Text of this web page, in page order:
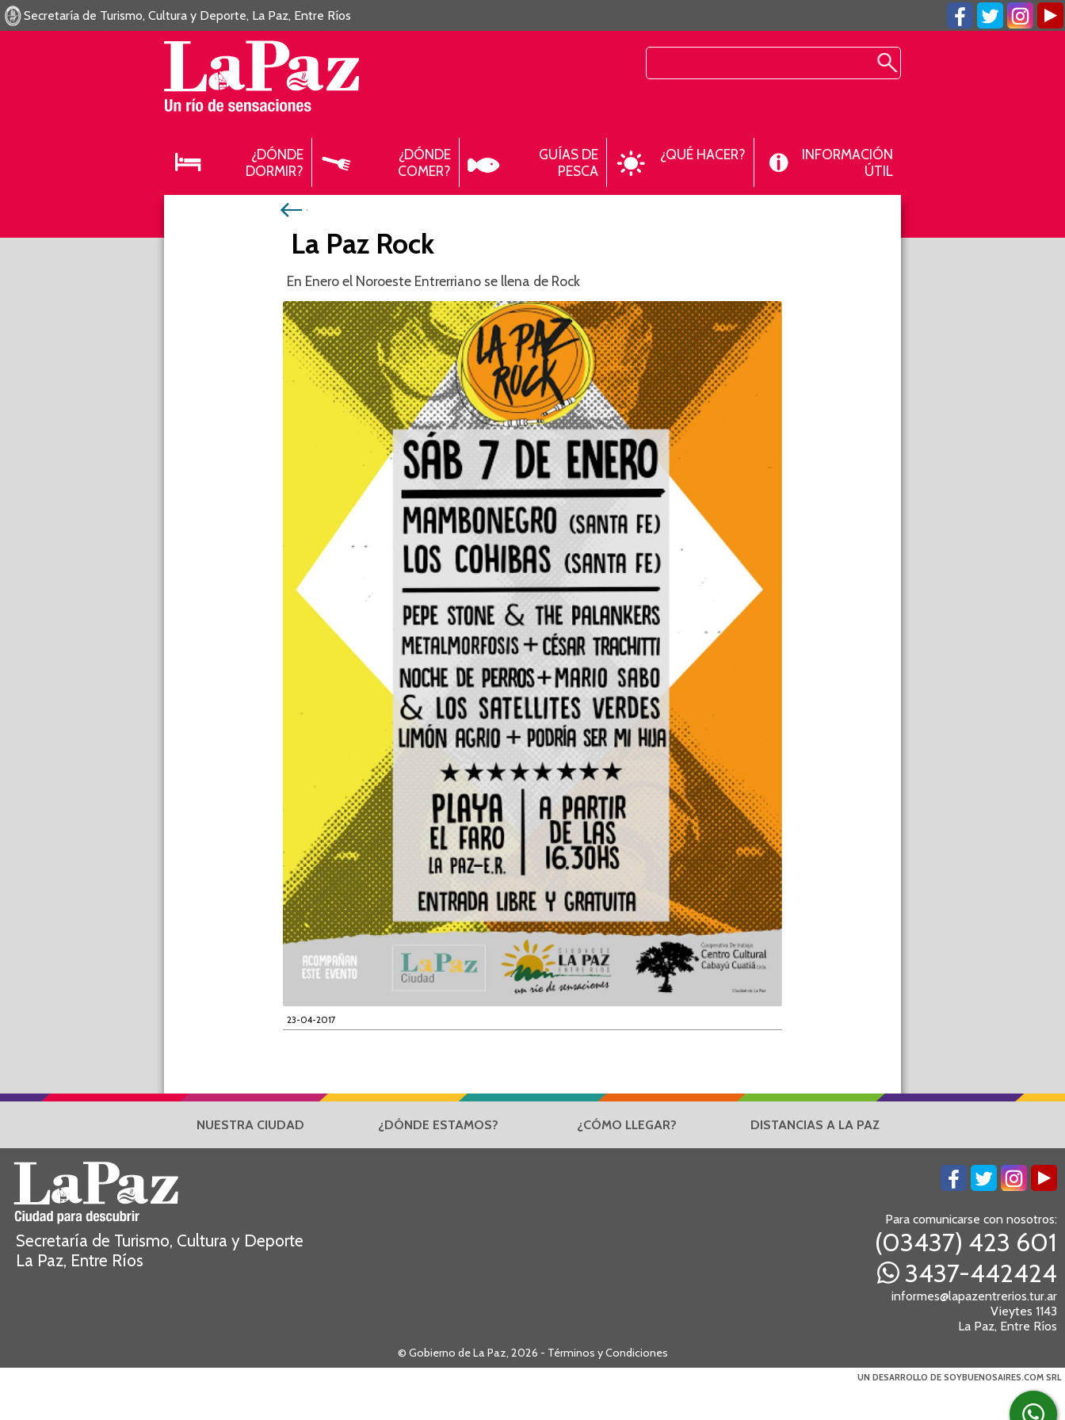
Secretaría de Turismo, Cultura y Deporte, La Paz, Entre Ríos
¿DÓNDE
DORMIR?
¿DÓNDE
COMER?
GUÍAS DE
PESCA
¿QUÉ HACER?
INFORMACIÓN
ÚTIL
La Paz Rock
En Enero el Noroeste Entrerriano se llena de Rock
23-04-2017
NUESTRA CIUDAD ¿DÓNDE ESTAMOS? ¿CÓMO LLEGAR? DISTANCIAS A LA PAZ
Secretaría de Turismo, Cultura y Deporte
La Paz, Entre Ríos
Para comunicarse con nosotros:
(03437) 423 601
3437-442424
informes@lapazentrerios.tur.ar
Vieytes 1143
La Paz, Entre Ríos
© Gobierno de La Paz, 2026 - Términos y Condiciones
UN DESARROLLO DE SOYBUENOSAIRES.COM SRL